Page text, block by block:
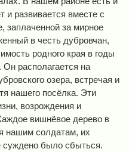
и развивается вместе с
заплаченной за мирное
в честь дубровчан,
родного края в годы
располагается на
озера, встречая и
нашего посёлка. Эти
возрождения и
вишнёвое дерево в
нашим солдатам, их
суждено было сбыться.